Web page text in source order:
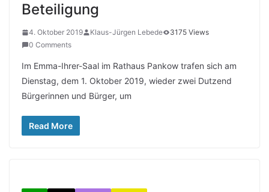
Beteiligung
4. Oktober 2019 Klaus-Jürgen Lebede
3175 Views
0 Comments
Im Emma-Ihrer-Saal im Rathaus Pankow trafen sich am
Dienstag, dem 1. Oktober 2019, wieder zwei Dutzend
Bürgerinnen und Bürger, um
Read More